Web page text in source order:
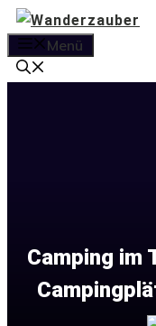
Zum
Inhalt
springen
Menü
Camping im